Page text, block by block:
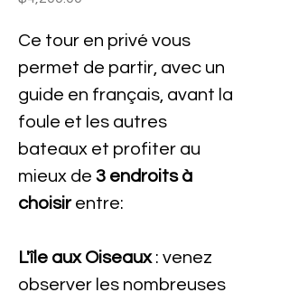
Ce tour en privé vous
permet de partir, avec un
guide en français, avant la
foule et les autres
bateaux et profiter au
mieux de 3 endroits à
choisirentre:
L'île aux Oiseaux: venez
observer les nombreuses